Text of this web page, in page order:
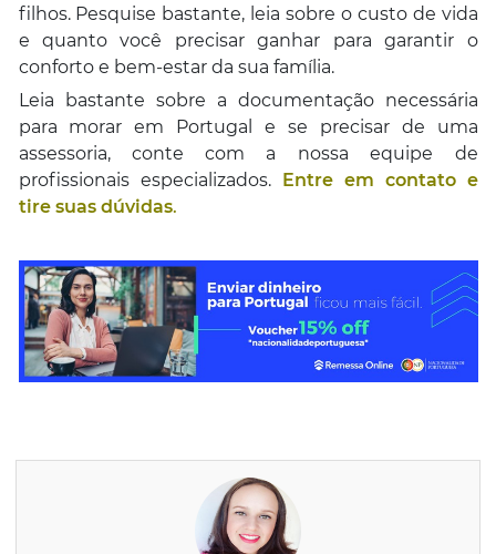
filhos. Pesquise bastante, leia sobre o custo de vida
e quanto você precisar ganhar para garantir o
conforto e bem-estar da sua família.
Leia bastante sobre a documentação necessária
para morar em Portugal e se precisar de uma
assessoria, conte com a nossa equipe de
profissionais especializados. Entre em contato e
tire suas dúvidas.